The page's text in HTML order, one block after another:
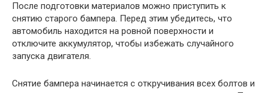
После подготовки материалов можно приступить к
снятию старого бампера. Перед этим убедитесь, что
автомобиль находится на ровной поверхности и
отключите аккумулятор, чтобы избежать случайного
запуска двигателя.
Снятие бампера начинается с откручивания всех болтов и